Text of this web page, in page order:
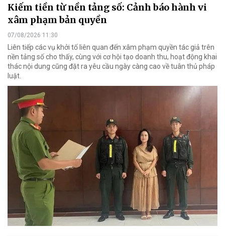
Kiếm tiền từ nền tảng số: Cảnh báo hành vi
xâm phạm bản quyền
07/08/2026 11:30
Liên tiếp các vụ khởi tố liên quan đến xâm phạm quyền tác giả trên
nền tảng số cho thấy, cùng với cơ hội tạo doanh thu, hoạt động khai
thác nội dung cũng đặt ra yêu cầu ngày càng cao về tuân thủ pháp
luật.